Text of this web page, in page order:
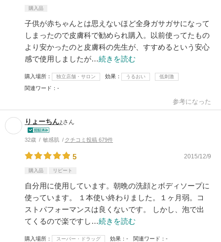
購入品
子供が赤ちゃんとは思えないほど全身ガサガサになって
しまったので皮膚科で勧められ購入。以前使ってたもの
より安かったのと皮膚科の先生が、すすめるという安心
感で使用しましたが…続きを読む
購入場所 独立店舗・サロン 効果 うるおい 低刺激
関連ワード -
参考になった
りょーちん♪さん
32歳 敏感肌 クチコミ投稿 679件
5 2015/12/9
購入品 リピート
自分用に使用しています。朝晩の洗顔とボディソープに
使っています。 １本使い終わりました。１ヶ月弱。コ
ストパフォーマンスは良くないです。 しかし、泡で出
てくるので楽ですし…続きを読む
購入場所 スーパー・ドラッグ 効果 - 関連ワード -